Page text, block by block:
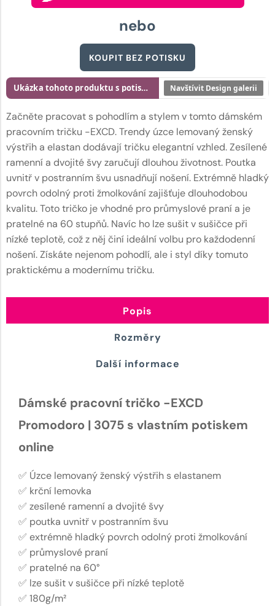
nebo
KOUPIT BEZ POTISKU
Začněte pracovat s pohodlím a stylem v tomto dámském
pracovním tričku -EXCD. Trendy úzce lemovaný ženský
výstřih a elastan dodávají tričku elegantní vzhled. Zesílené
ramenní a dvojité švy zaručují dlouhou životnost. Poutka
uvnitř v postranním švu usnadňují nošení. Extrémně hladký
povrch odolný proti žmolkování zajišťuje dlouhodobou
kvalitu. Toto tričko je vhodné pro průmyslové praní a je
pratelné na 60 stupňů. Navíc ho lze sušit v sušičce při
nízké teplotě, což z něj činí ideální volbu pro každodenní
nošení. Získáte nejenom pohodlí, ale i styl díky tomuto
praktickému a modernímu tričku.
Ukázka tohoto produktu s potiskem Navštívit Design galerii
Popis
Rozměry
Další informace
Dámské pracovní tričko -EXCD
Promodoro | 3075 s vlastním potiskem
online
✅ Úzce lemovaný ženský výstřih s elastanem
✅ krční lemovka
✅ zesílené ramenní a dvojité švy
✅ poutka uvnitř v postranním švu
✅ extrémně hladký povrch odolný proti žmolkování
✅ průmyslové praní
✅ pratelné na 60°
✅ lze sušit v sušičce při nízké teplotě
✅ 180g/m²